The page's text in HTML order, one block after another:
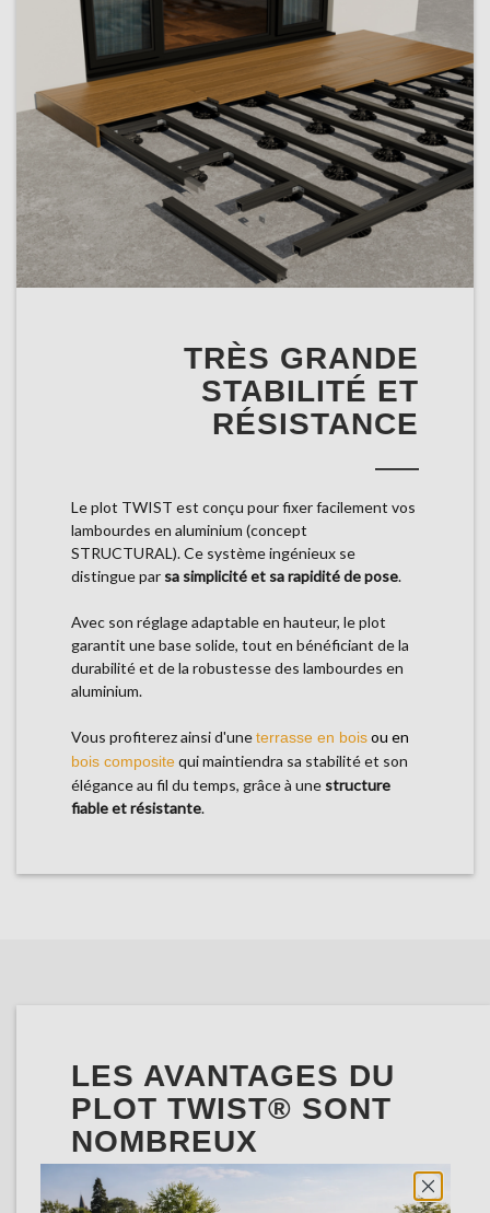
TRÈS GRANDE
STABILITÉ ET
RÉSISTANCE
Le plot TWIST est conçu pour fixer facilement vos
lambourdes en aluminium (concept
STRUCTURAL). Ce système ingénieux se
distingue par sa simplicité et sa rapidité de pose.
Avec son réglage adaptable en hauteur, le plot
garantit une base solide, tout en bénéficiant de la
durabilité et de la robustesse des lambourdes en
aluminium.
Vous profiterez ainsi d'uneterrasse en boisou en
bois compositequi maintiendra sa stabilité et son
élégance au fil du temps, grâce à une structure
fiable et résistante.
LES AVANTAGES DU
PLOT TWIST® SONT
NOMBREUX